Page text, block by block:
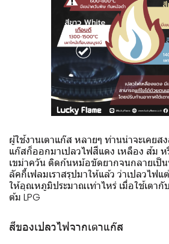
ผู้ใช้งานเตาแก๊ส หลายๆ ท่านน่าจะเคยส
แก๊สก็ออกมาเปลวไฟสีแดง เหลือง ส้ม
เขม่าควัน ติดก้นหม้อขัดยากจนกลายเป็
ลัคกี้เฟลมเราสรุปมาให้แล้ว ว่าเปลวไฟ
ให้อุณหภูมิประมาณเท่าไหร่ เมื่อใช้เตากั
ต้ม LPG
สีของเปลวไฟจากเตาแก๊ส